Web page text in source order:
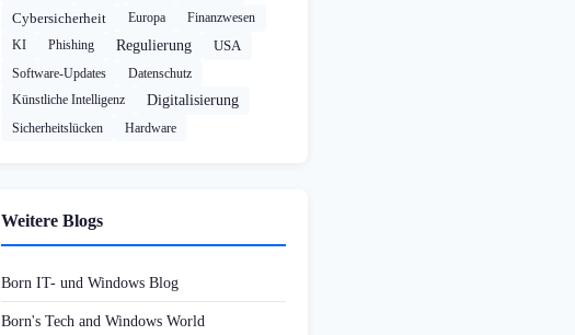
Cybersicherheit Europa
Finanzwesen
KI
Phishing Regulierung USA
Software-Updates
Datenschutz
Künstliche Intelligenz
Digitalisierung
Sicherheitslücken Hardware
Weitere Blogs
Born IT- und Windows Blog
Born's Tech and Windows World